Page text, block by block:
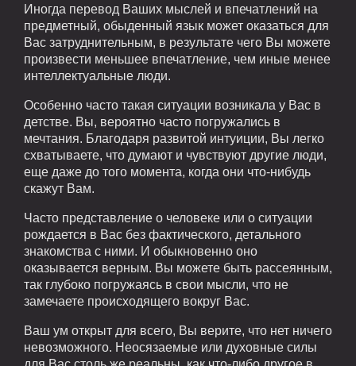
Иногда перевод Ваших мыслей и впечатлений на
предметный, обыденный язык может оказаться для
Вас затруднительным, в результате чего Вы можете
произвести меньшее впечатление, чем иные менее
интеллектуальные люди.
Особенно часто такая ситуации возникала у Вас в
детстве. Вы, вероятно часто погружались в
мечтания. Благодаря развитой интуиции, Вы легко
схватываете, что думают и чувствуют другие люди,
еще даже до того момента, когда они что-нибудь
скажут Вам.
Часто представление о человеке или о ситуации
рождается в Вас без фактического, детального
знакомства с ними. И обыкновенно оно
оказывается верным. Вы можете быть рассеянным,
так глубоко погружаясь в свои мысли, что не
замечаете происходящего вокруг Вас.
Ваш ум открыт для всего, Вы верите, что нет ничего
невозможного. Неосязаемые или духовные силы